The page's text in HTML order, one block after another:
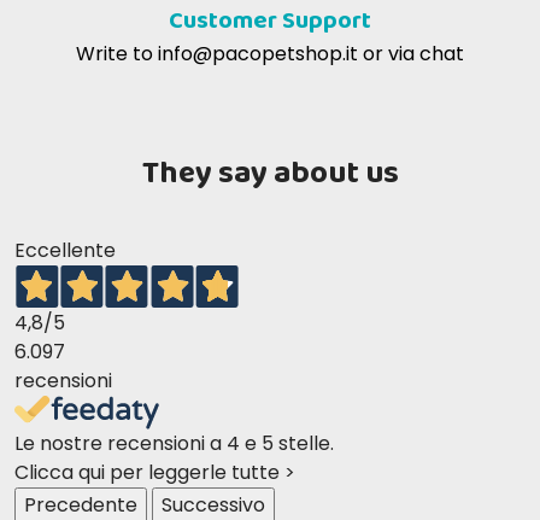
Customer Support
Write toinfo@pacopetshop.it or via chat
They say about us
Eccellente
4,8/5
6.097
recensioni
Le nostre recensioni a 4 e 5 stelle.
Clicca qui per leggerle tutte >
Precedente
Successivo